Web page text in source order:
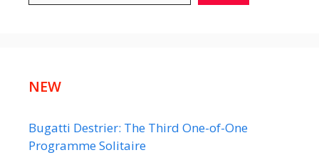
NEW
Bugatti Destrier: The Third One-of-One
Programme Solitaire